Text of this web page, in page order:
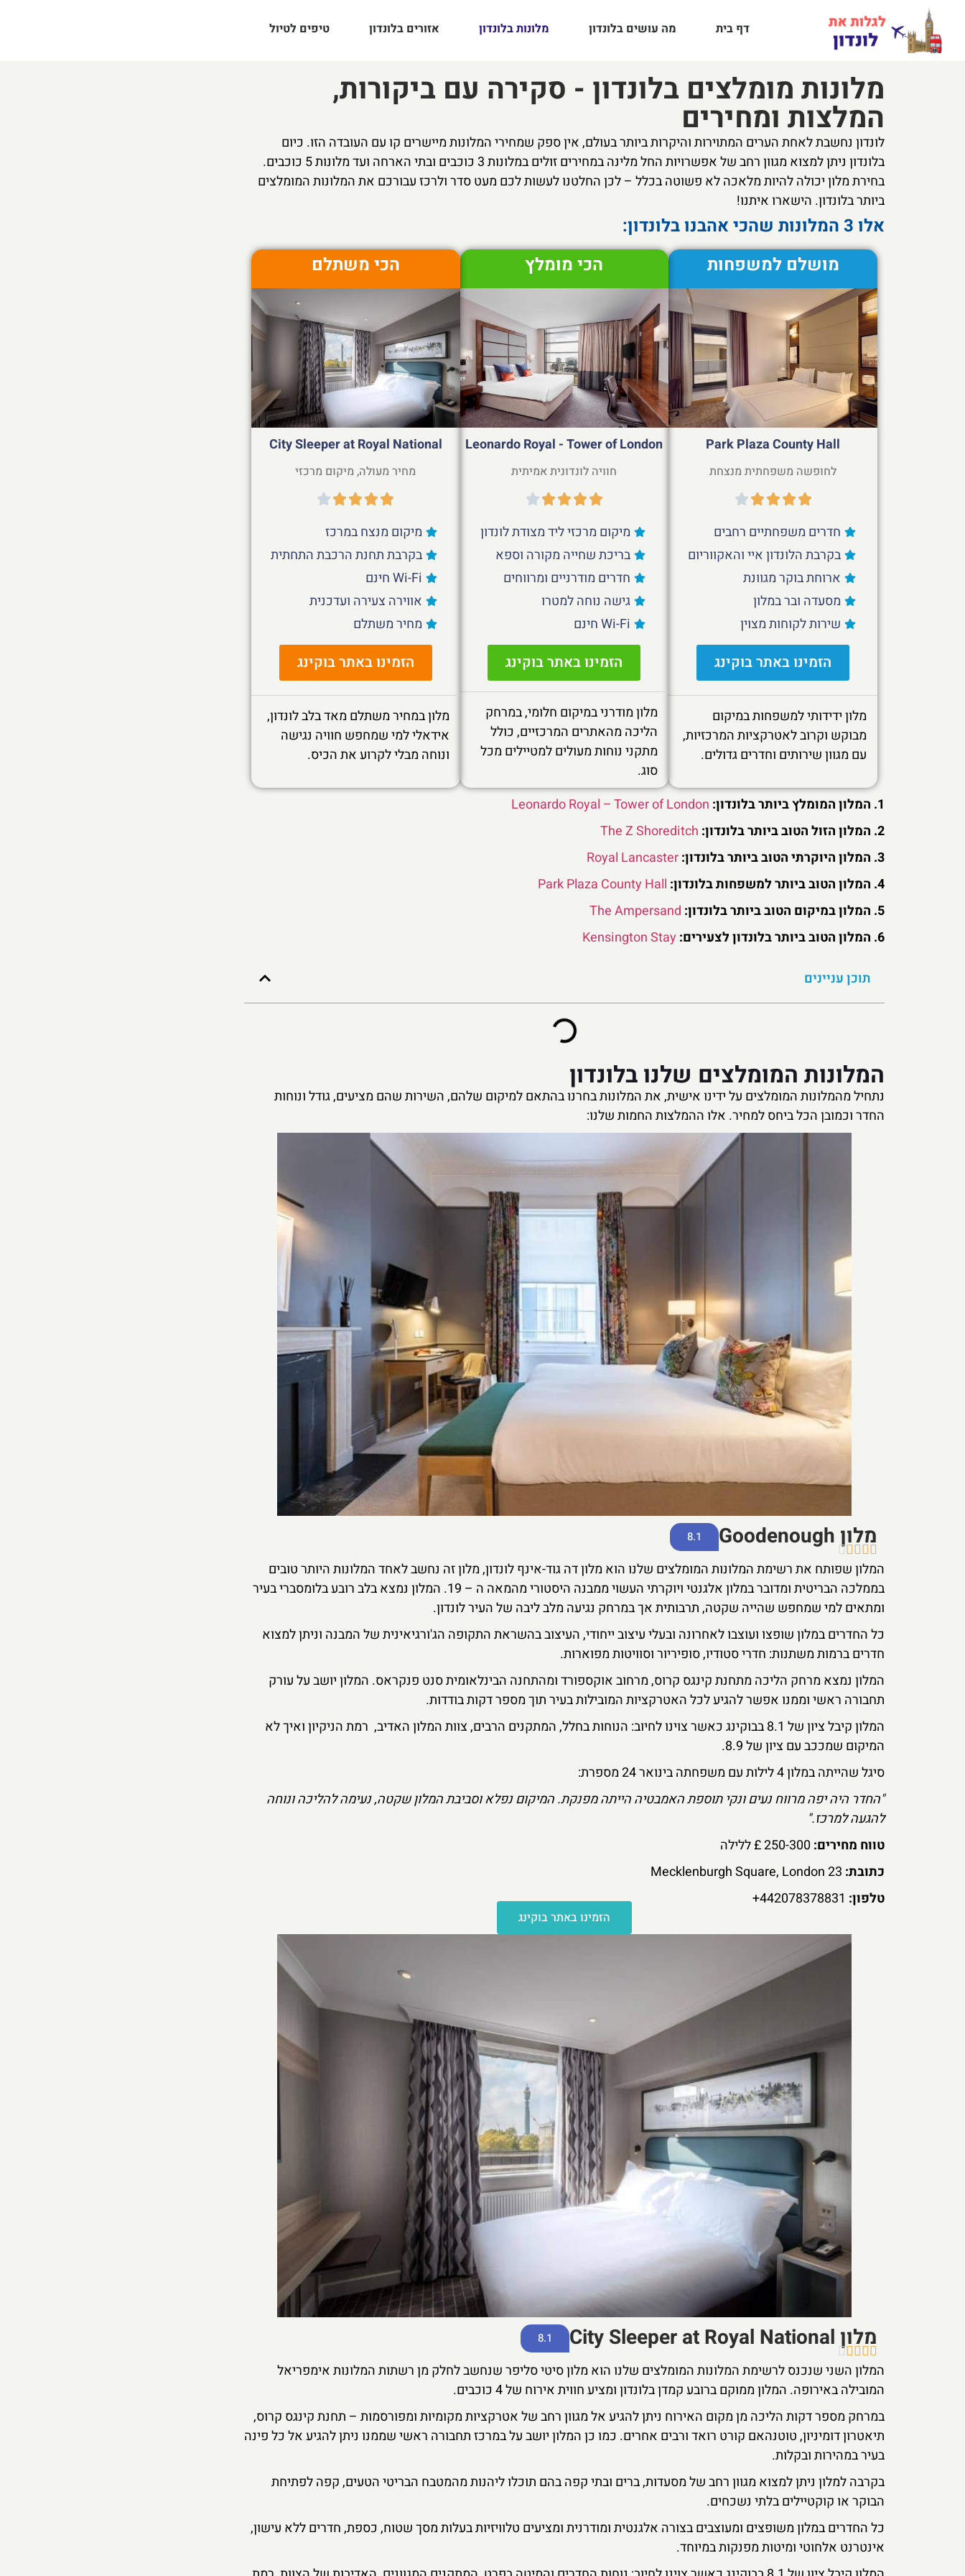
דף בית מה עושים בלונדון מלונות בלונדון אזורים בלונדון טיפים לטיול
מלונות מומלצים בלונדון - סקירה עם ביקורות,
המלצות ומחירים
לונדון נחשבת לאחת הערים המתוירות והיקרות ביותר בעולם, אין ספק שמחירי המלונות מיישרים קו עם העובדה הזו. כיום
בלונדון ניתן למצוא מגוון רחב של אפשרויות החל מלינה במחירים זולים במלונות 3 כוכבים ובתי הארחה ועד מלונות 5 כוכבים.
בחירת מלון יכולה להיות מלאכה לא פשוטה בכלל – לכן החלטנו לעשות לכם מעט סדר ולרכז עבורכם את המלונות המומלצים
ביותר בלונדון. הישארו איתנו!
אלו 3 המלונות שהכי אהבנו בלונדון:
מושלם למשפחות
Park Plaza County Hall
לחופשה משפחתית מנצחת
חדרים משפחתיים רחבים
בקרבת הלונדון איי והאקווריום
ארוחת בוקר מגוונת
מסעדה ובר במלון
שירות לקוחות מצוין
הזמינו באתר בוקינג
מלון ידידותי למשפחות במיקום
מבוקש וקרוב לאטרקציות המרכזיות,
עם מגוון שירותים וחדרים גדולים.
הכי מומלץ
Leonardo Royal - Tower of London
חוויה לונדונית אמיתית
מיקום מרכזי ליד מצודת לונדון
בריכת שחייה מקורה וספא
חדרים מודרניים ומרווחים
גישה נוחה למטרו
Wi-Fi חינם
הזמינו באתר בוקינג
מלון מודרני במיקום חלומי, במרחק
הליכה מהאתרים המרכזיים, כולל
מתקני נוחות מעולים למטיילים מכל
סוג.
הכי משתלם
City Sleeper at Royal National
מחיר מעולה, מיקום מרכזי
מיקום מנצח במרכז
בקרבת תחנת הרכבת התחתית
Wi-Fi חינם
אווירה צעירה ועדכנית
מחיר משתלם
הזמינו באתר בוקינג
מלון במחיר משתלם מאד בלב לונדון,
אידאלי למי שמחפש חוויה נגישה
ונוחה מבלי לקרוע את הכיס.
1. המלון המומלץ ביותר בלונדון:
Leonardo Royal – Tower of London
2. המלון הזול הטוב ביותר בלונדון:
The Z Shoreditch
3. המלון היוקרתי הטוב ביותר בלונדון:
Royal Lancaster
4. המלון הטוב ביותר למשפחות בלונדון:
Park Plaza County Hall
5. המלון במיקום הטוב ביותר בלונדון:
The Ampersand
6. המלון הטוב ביותר בלונדון לצעירים:
Kensington Stay
תוכן עניינים
המלונות המומלצים שלנו בלונדון
נתחיל מהמלונות המומלצים על ידינו אישית, את המלונות בחרנו בהתאם למיקום שלהם, השירות שהם מציעים, גודל ונוחות
החדר וכמובן הכל ביחס למחיר. אלו ההמלצות החמות שלנו:
מלון Goodenough 8.1





המלון שפותח את רשימת המלונות המומלצים שלנו הוא מלון דה גוד-אינף לונדון, מלון זה נחשב לאחד המלונות היותר טובים
בממלכה הבריטית ומדובר במלון אלגנטי ויוקרתי העשוי ממבנה היסטורי מהמאה ה – 19. המלון נמצא בלב רובע בלומסברי בעיר
ומתאים למי שמחפש שהייה שקטה, תרבותית אך במרחק נגיעה מלב ליבה של העיר לונדון.
כל החדרים במלון שופצו ועוצבו לאחרונה ובעלי עיצוב ייחודי, העיצוב בהשראת התקופה הג'ורגיאינית של המבנה וניתן למצוא
חדרים ברמות משתנות: חדרי סטודיו, סופיריור וסוויטות מפוארות.
המלון נמצא מרחק הליכה מתחנת קינגס קרוס, מרחוב אוקספורד ומהתחנה הבינלאומית סנט פנקראס. המלון יושב על עורק
תחבורה ראשי וממנו אפשר להגיע לכל האטרקציות המובילות בעיר תוך מספר דקות בודדות.
המלון קיבל ציון של 8.1 בבוקינג כאשר צוינו לחיוב: הנוחות בחלל, המתקנים הרבים, צוות המלון האדיב, רמת הניקיון ואיך לא
המיקום שמככב עם ציון של 8.9.
סיגל שהייתה במלון 4 לילות עם משפחתה בינואר 24 מספרת:
"החדר היה יפה מרווח נעים ונקי תוספת האמבטיה הייתה מפנקת. המיקום נפלא וסביבת המלון שקטה, נעימה להליכה ונוחה
להגעה למרכז."
טווח מחירים:
כתובת:
טלפון: 442078378831+
הזמינו באתר בוקינג
מלון City Sleeper at Royal National 8.1





המלון השני שנכנס לרשימת המלונות המומלצים שלנו הוא מלון סיטי סליפר שנחשב לחלק מן רשתות המלונות אימפריאל
המובילה באירופה. המלון ממוקם ברובע קמדן בלונדון ומציע חווית אירוח של 4 כוכבים.
במרחק מספר דקות הליכה מן מקום האירוח ניתן להגיע אל מגוון רחב של אטרקציות מקומיות ומפורסמות – תחנת קינגס קרוס,
תיאטרון דומיניון, טוטנהאם קורט רואד ורבים אחרים. כמו כן המלון יושב על במרכז תחבורה ראשי שממנו ניתן להגיע אל כל פינה
בעיר במהירות ובקלות.
בקרבה למלון ניתן למצוא מגוון רחב של מסעדות, ברים ובתי קפה בהם תוכלו ליהנות מהמטבח הבריטי הטעים, קפה לפתיחת
הבוקר או קוקטיילים בלתי נשכחים.
כל החדרים במלון משופצים ומעוצבים בצורה אלגנטית ומודרנית ומציעים טלוויזיות בעלות מסך שטוח, כספת, חדרים ללא עישון,
אינטרנט אלחוטי ומיטות מפנקות במיוחד.